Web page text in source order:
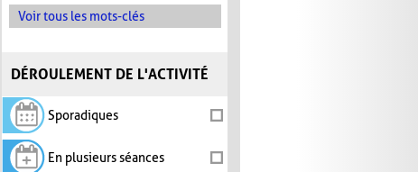
Voir tous les mots-clés
DÉROULEMENT DE L'ACTIVITÉ
Sporadiques
En plusieurs séances